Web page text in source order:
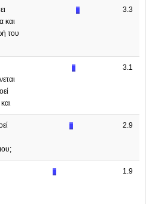
και
του
3.3
3.1
2.9
1.9